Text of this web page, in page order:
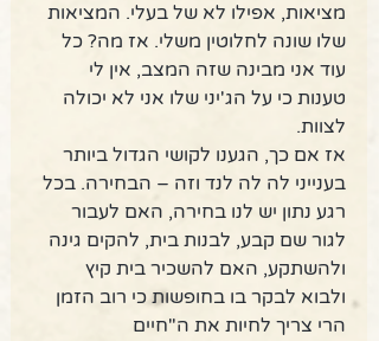
מציאות, אפילו לא של בעלי. המציאות
שלו שונה לחלוטין משלי. אז מה? כל
עוד אני מבינה שזה המצב, אין לי
טענות כי על הג'יני שלו אני לא יכולה
לצוות.
אז אם כך, הגענו לקושי הגדול ביותר
בענייני לה לה לנד וזה – הבחירה. בכל
רגע נתון יש לנו בחירה, האם לעבור
לגור שם קבע, לבנות בית, להקים גינה
ולהשתקע, האם להשכיר בית קיץ
ולבוא לבקר בו בחופשות כי רוב הזמן
הרי צריך לחיות את ה"חיים